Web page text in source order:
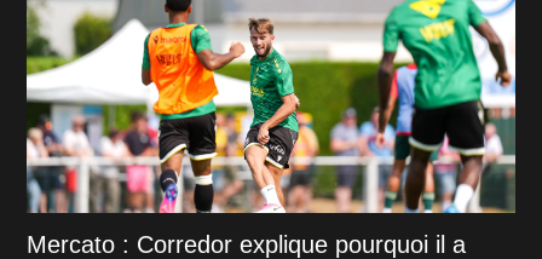
Mercato : Corredor explique pourquoi il a